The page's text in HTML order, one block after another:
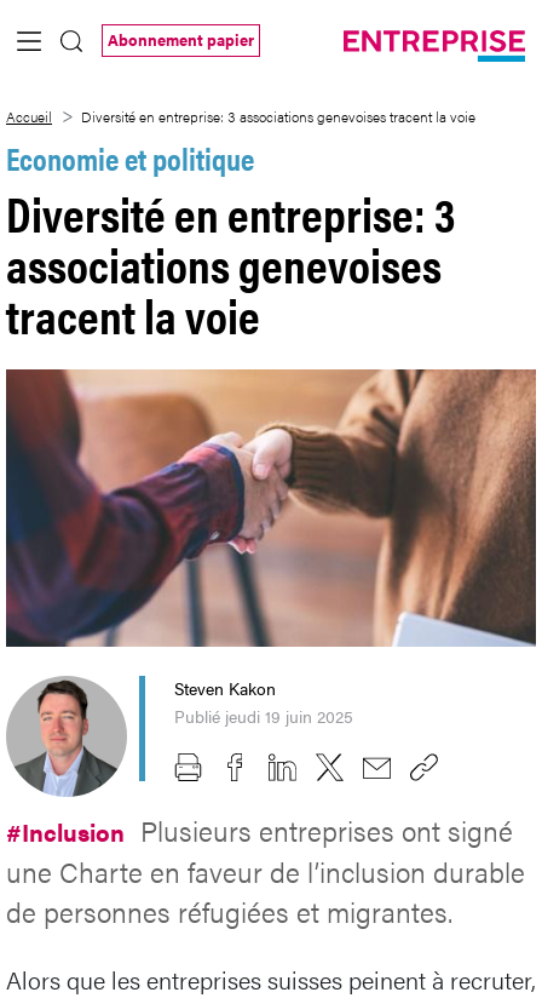
Saut au contenu principal
Abonnement papier
Accueil Diversité en entreprise: 3 associations genevoises tracent la voie
Economie et politique
Diversité en entreprise: 3
associations genevoises
tracent la voie
Steven Kakon
Publié jeudi 19 juin 2025
#Inclusion Plusieurs entreprises ont signé
une Charte en faveur de l’inclusion durable
de personnes réfugiées et migrantes.
Alors que les entreprises suisses peinent à recruter,